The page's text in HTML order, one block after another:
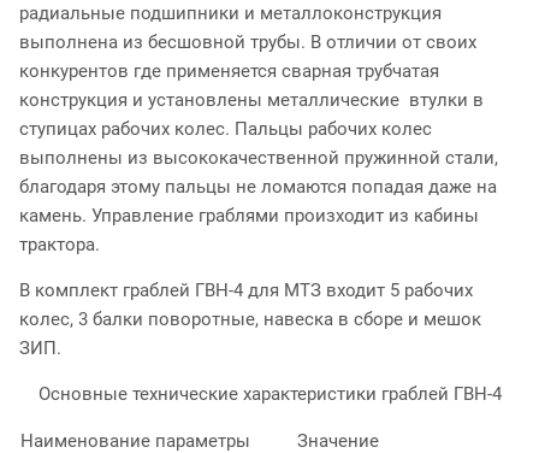
радиальные подшипники и металлоконструкция
выполнена из бесшовной трубы. В отличии от своих
конкурентов где применяется сварная трубчатая
конструкция и установлены металлические втулки в
ступицах рабочих колес. Пальцы рабочих колес
выполнены из высококачественной пружинной стали,
благодаря этому пальцы не ломаются попадая даже на
камень. Управление граблями произходит из кабины
трактора.
В комплект граблей ГВН-4 для МТЗ входит 5 рабочих
колес, 3 балки поворотные, навеска в сборе и мешок
ЗИП.
Основные технические характеристики граблей ГВН-4
Наименование параметры Значение